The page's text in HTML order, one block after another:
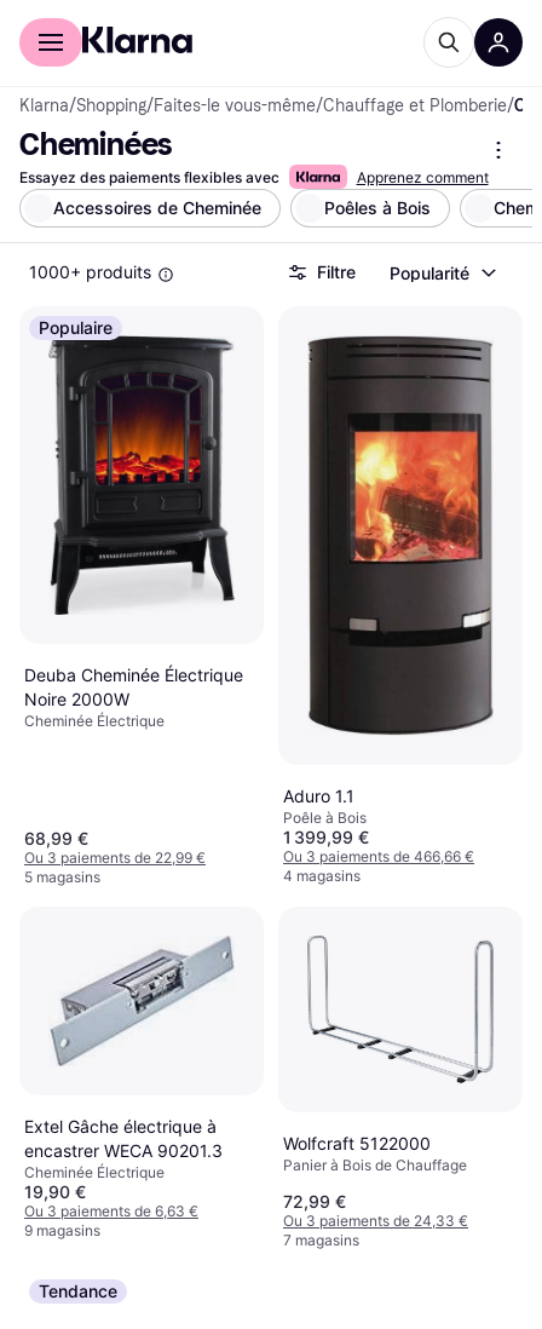
Acheter avec Klarna
Klarna/Shopping/Faites-le vous-même/Chauffage et Plomberie/
Cheminées
Essayez des paiements flexibles avec Apprenez comment
Accessoires de Cheminée Poêles à Bois
1000+ produits Filtre Popularité
Populaire
Deuba Cheminée Électrique
Noire 2000W
Cheminée Électrique
68,99 €
Ou 3 paiements de 22,99 €
5 magasins
Aduro 1.1
Poêle à Bois
1 399,99 €
Ou 3 paiements de 466,66 €
4 magasins
Extel Gâche électrique à
encastrer WECA 90201.3
Cheminée Électrique
19,90 €
Ou 3 paiements de 6,63 €
9 magasins
Wolfcraft 5122000
Panier à Bois de Chauffage
72,99 €
Ou 3 paiements de 24,33 €
7 magasins
Tendance